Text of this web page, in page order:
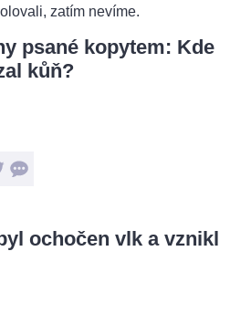
zatím nevíme.
psané kopytem: Kde
kůň?
ochočen vlk a vznikl